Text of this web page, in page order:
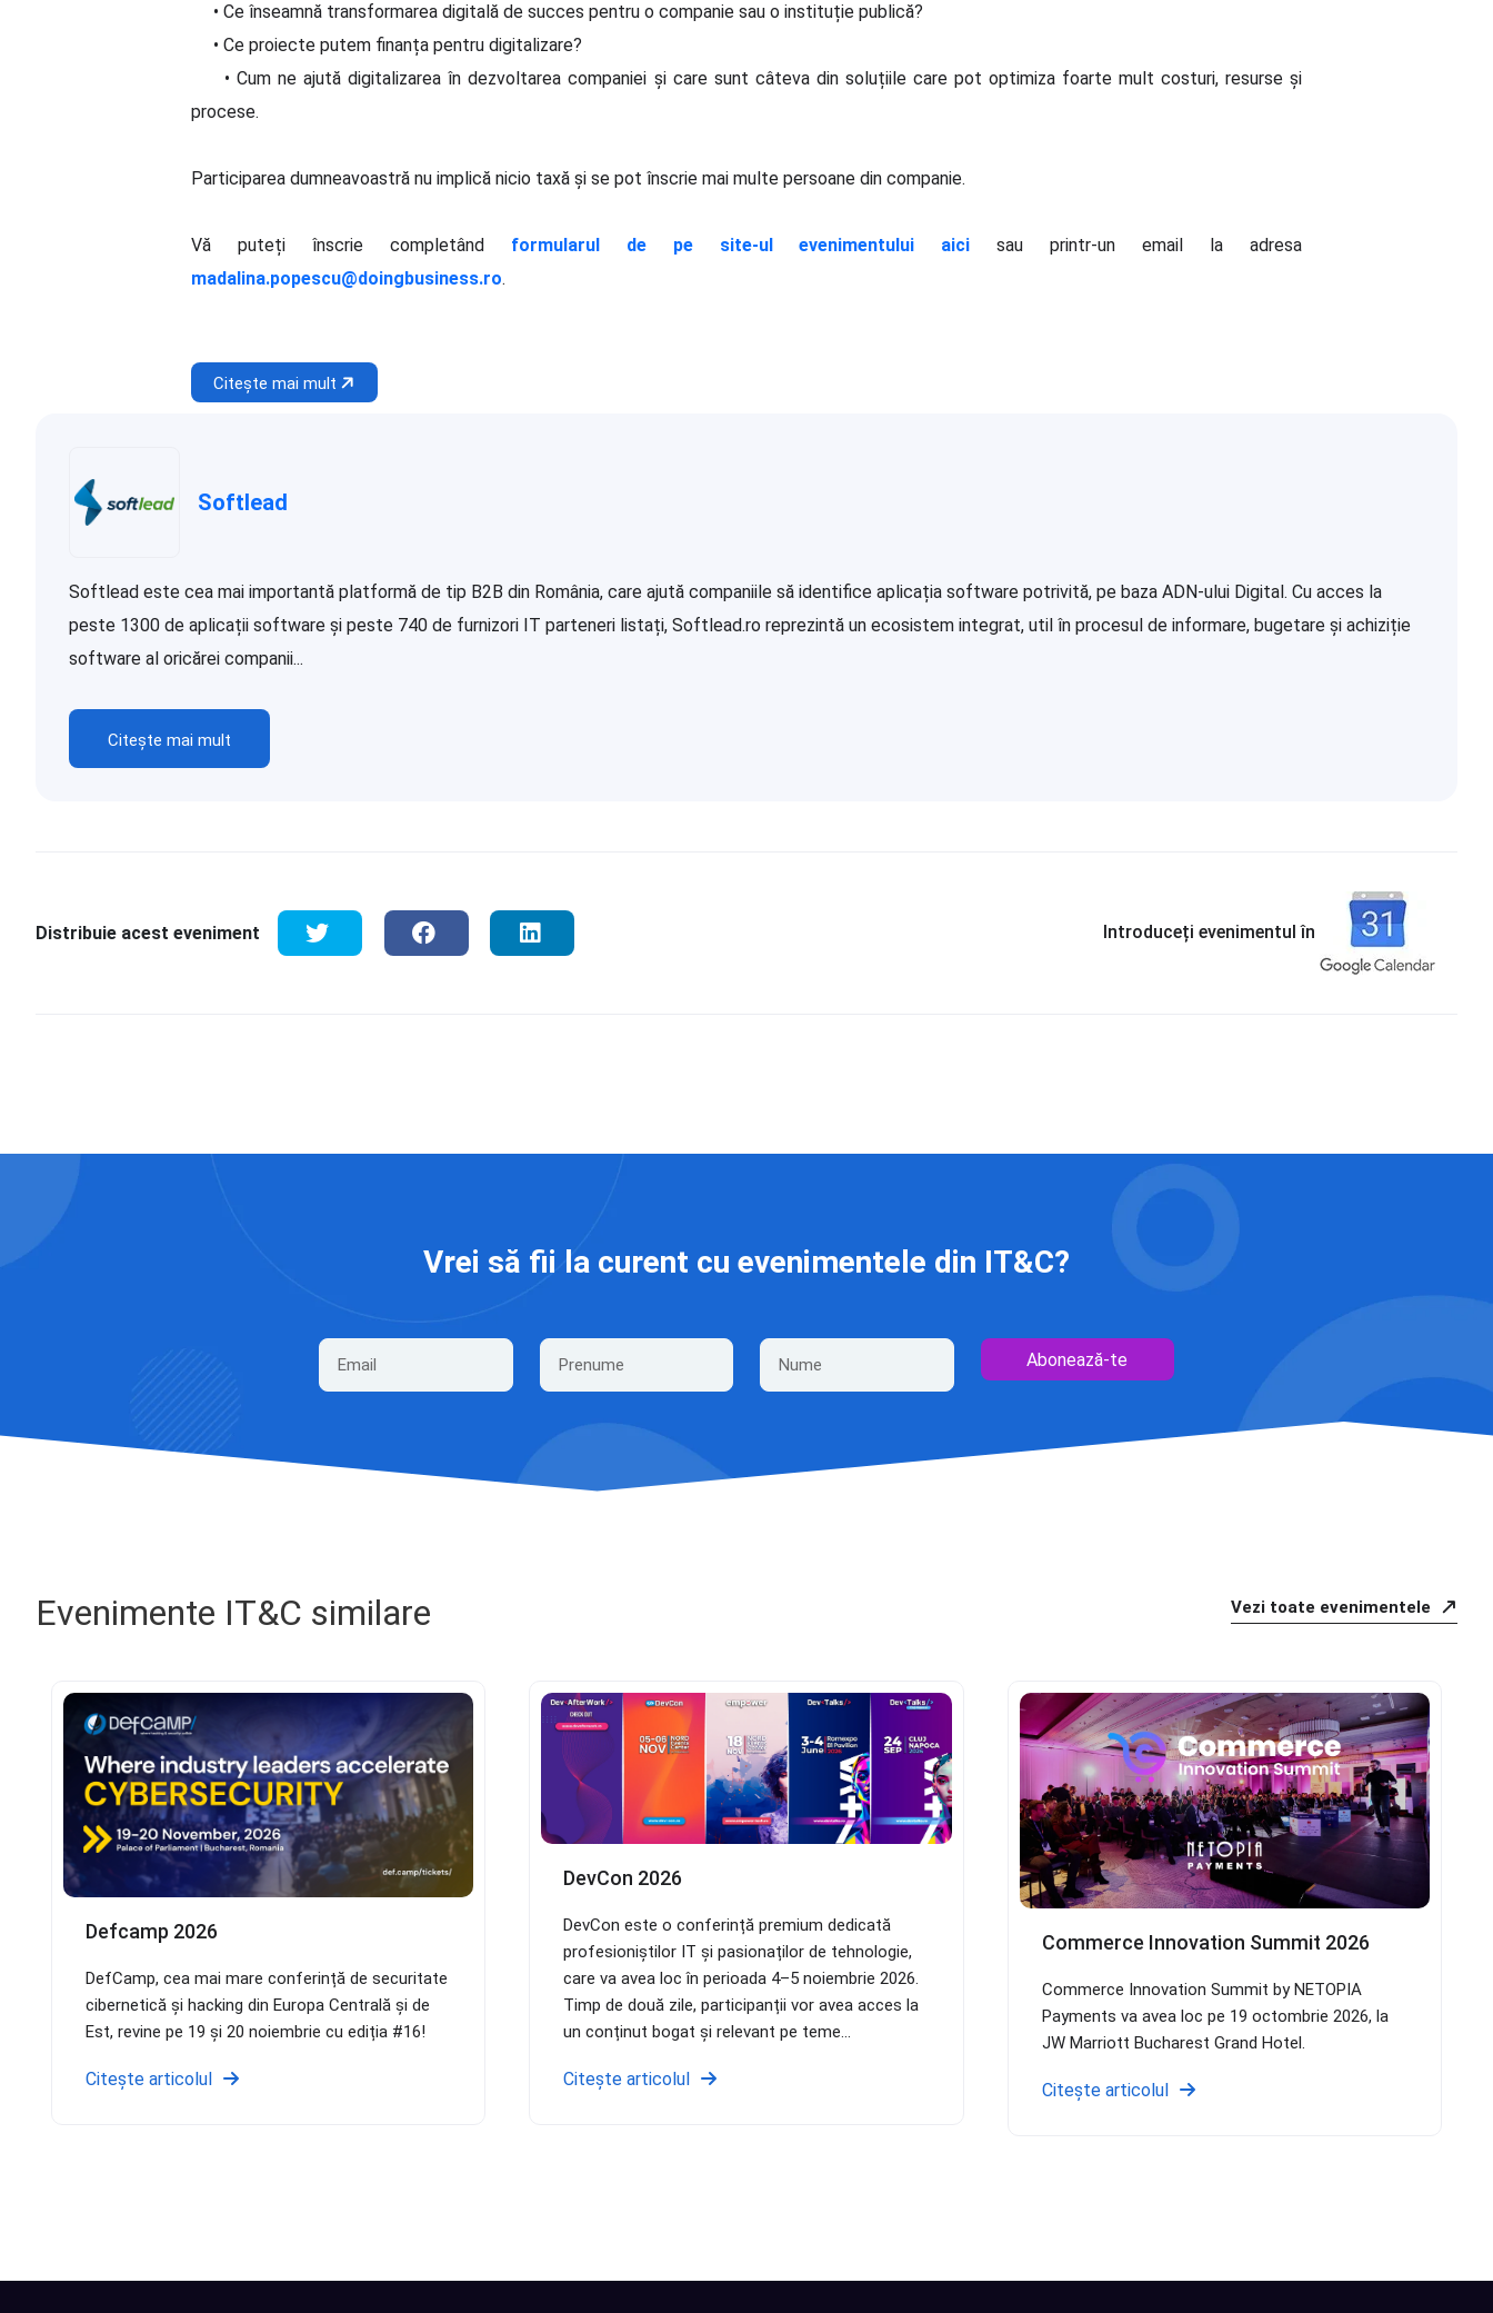
• Ce înseamnă transformarea digitală de succes pentru o companie sau o instituție publică?
• Ce proiecte putem finanța pentru digitalizare?
• Cum ne ajută digitalizarea în dezvoltarea companiei și care sunt câteva din soluțiile care pot optimiza foarte mult costuri, resurse și
procese.
Participarea dumneavoastră nu implică nicio taxă şi se pot înscrie mai multe persoane din companie.
Vă puteți înscrie completând formularul de pe site-ul evenimentului aici sau printr-un email la adresa
madalina.popescu@doingbusiness.ro.
Citește mai mult
Softlead
Softlead este cea mai importantă platformă de tip B2B din România, care ajută companiile să identifice aplicația software potrivită, pe baza ADN-ului Digital. Cu acces la
peste 1300 de aplicații software și peste 740 de furnizori IT parteneri listați, Softlead.ro reprezintă un ecosistem integrat, util în procesul de informare, bugetare și achiziție
software al oricărei companii...
Citește mai mult
Distribuie acest eveniment Introduceți evenimentul în
Vrei să fii la curent cu evenimentele din IT&C?
Abonează-te
Evenimente IT&C similare Vezi toate evenimentele
Defcamp 2026
DefCamp, cea mai mare conferință de securitate
cibernetică și hacking din Europa Centrală și de
Est, revine pe 19 și 20 noiembrie cu ediția #16!
Citește articolul
DevCon 2026
DevCon este o conferință premium dedicată
profesioniștilor IT și pasionaților de tehnologie,
care va avea loc în perioada 4–5 noiembrie 2026.
Timp de două zile, participanții vor avea acces la
un conținut bogat și relevant pe teme...
Citește articolul
Commerce Innovation Summit 2026
Commerce Innovation Summit by NETOPIA
Payments va avea loc pe 19 octombrie 2026, la
JW Marriott Bucharest Grand Hotel.
Citește articolul